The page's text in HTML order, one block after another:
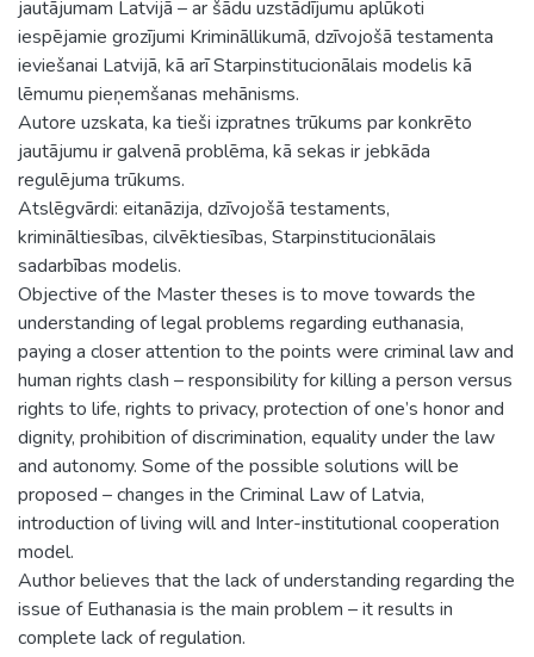
jautājumam Latvijā – ar šādu uzstādījumu aplūkoti
iespējamie grozījumi Krimināllikumā, dzīvojošā testamenta
ieviešanai Latvijā, kā arī Starpinstitucionālais modelis kā
lēmumu pieņemšanas mehānisms.
Autore uzskata, ka tieši izpratnes trūkums par konkrēto
jautājumu ir galvenā problēma, kā sekas ir jebkāda
regulējuma trūkums.
Atslēgvārdi: eitanāzija, dzīvojošā testaments,
krimināltiesības, cilvēktiesības, Starpinstitucionālais
sadarbības modelis.
Objective of the Master theses is to move towards the
understanding of legal problems regarding euthanasia,
paying a closer attention to the points were criminal law and
human rights clash – responsibility for killing a person versus
rights to life, rights to privacy, protection of one’s honor and
dignity, prohibition of discrimination, equality under the law
and autonomy. Some of the possible solutions will be
proposed – changes in the Criminal Law of Latvia,
introduction of living will and Inter-institutional cooperation
model.
Author believes that the lack of understanding regarding the
issue of Euthanasia is the main problem – it results in
complete lack of regulation.